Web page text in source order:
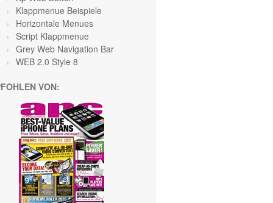
Klappmenue Beispiele
Horizontale Menues
Script Klappmenue
Grey Web Navigation Bar
WEB 2.0 Style 8
VON: